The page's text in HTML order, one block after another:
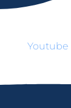
Youtube